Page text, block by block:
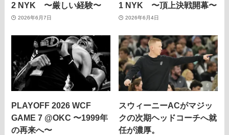
2 NYK 〜厳しい経験〜
2026年6月7日
1 NYK 〜頂上決戦開幕〜
2026年6月4日
PLAYOFF 2026 WCF
GAME 7 @OKC 〜1999年
の再来へ〜
スウィーニーACがマジッ
クの次期ヘッドコーチへ就
任が濃厚。